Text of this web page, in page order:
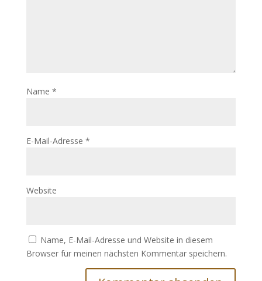
Name *
E-Mail-Adresse *
Website
Name, E-Mail-Adresse und Website in diesem
Browser für meinen nächsten Kommentar speichern.